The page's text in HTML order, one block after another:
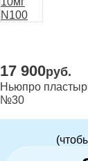
17 900руб.
Ньюпро
№30